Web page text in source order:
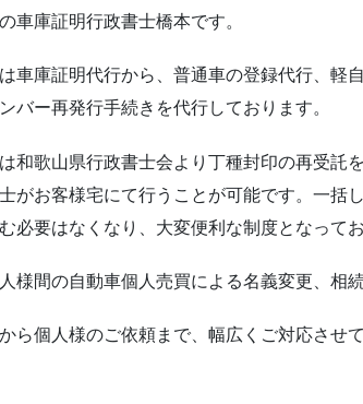
車庫証明行政書士橋本です。
車庫証明代行から、普通車の登録代行、軽
バー再発行手続きを代行しております。
和歌山県行政書士会より丁種封印の再受託
がお客様宅にて行うことが可能です。一括
必要はなくなり、大変便利な制度となってお
様間の自動車個人売買による名義変更、相
ら個人様のご依頼まで、幅広くご対応させ